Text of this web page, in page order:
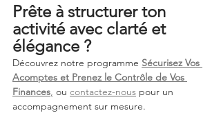
Prête à structurer ton
activité avec clarté et
élégance ?
Découvrez notre programme Sécurisez Vos
Acomptes et Prenez le Contrôle de Vos
Finances, ou contactez-nous pour un
accompagnement sur mesure.